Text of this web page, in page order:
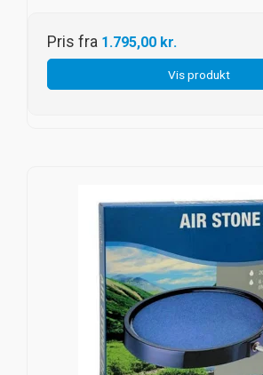
Pris fra 1.795,00 kr.
Vis produkt